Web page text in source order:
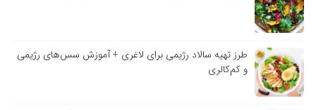
طرز تهیه سالاد رژیمی برای لاغری + آموزش سس‌های رژیمی
و کم‌کالری